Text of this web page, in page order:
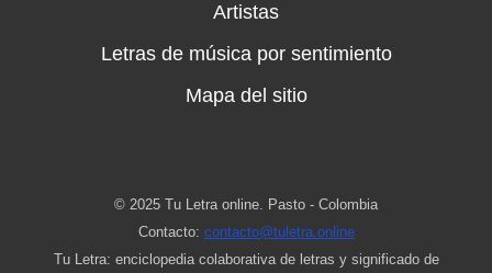
Artistas
Letras de música por sentimiento
Mapa del sitio
© 2025 Tu Letra online. Pasto - Colombia
Contacto: contacto@tuletra.online
Tu Letra: enciclopedia colaborativa de letras y significado de